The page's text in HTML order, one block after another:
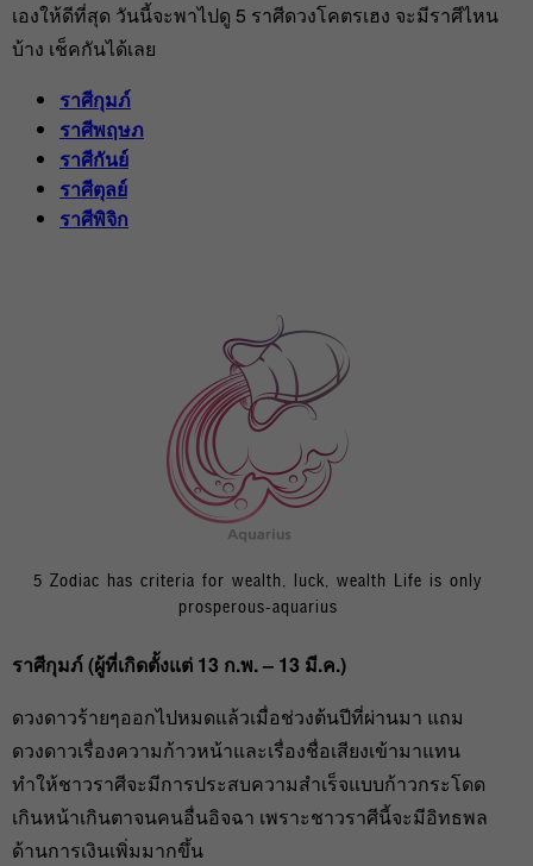
เองให้ดีที่สุด วันนี้จะพาไปดู 5 ราศีดวงโคตรเฮง จะมีราศีไหน
บ้าง เช็คกันได้เลย
ราศีกุมภ์
ราศีพฤษภ
ราศีกันย์
ราศีตุลย์
ราศีพิจิก
5 Zodiac has criteria for wealth, luck, wealth Life is only
prosperous-aquarius
ราศีกุมภ์ (ผู้ที่เกิดตั้งแต่ 13 ก.พ. – 13 มี.ค.)
ดวงดาวร้ายๆออกไปหมดแล้วเมื่อช่วงต้นปีที่ผ่านมา แถม
ดวงดาวเรื่องความก้าวหน้าและเรื่องชื่อเสียงเข้ามาแทน
ทำให้ชาวราศีจะมีการประสบความสำเร็จแบบก้าวกระโดด
เกินหน้าเกินตาจนคนอื่นอิจฉา เพราะชาวราศีนี้จะมีอิทธพล
ด้านการเงินเพิ่มมากขึ้น